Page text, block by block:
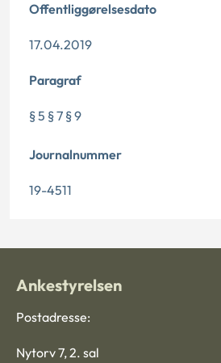
Offentliggørelsesdato
17.04.2019
Paragraf
§ 5 § 7 § 9
Journalnummer
19-4511
Ankestyrelsen
Postadresse:
Nytorv 7, 2. sal